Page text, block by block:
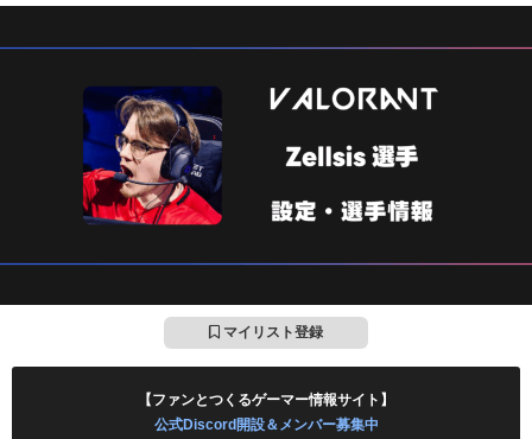
マイリスト登録
【ファンとつくるゲーマー情報サイト】
公式Discord開設＆メンバー募集中